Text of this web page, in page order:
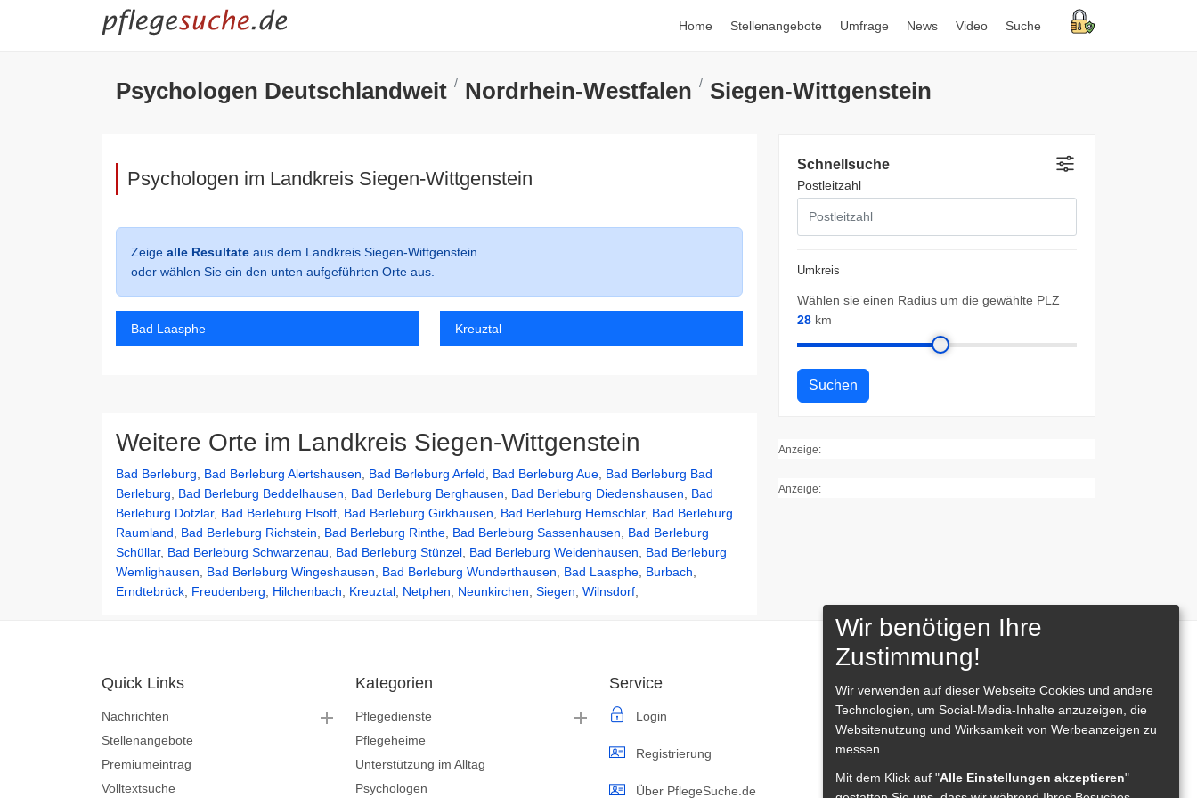
Psychologen Deutschlandweit Nordrhein-Westfalen Siegen-Wittgenstein
Psychologen im Landkreis Siegen-Wittgenstein
Zeige alle Resultate aus dem Landkreis Siegen-Wittgenstein
oder wählen Sie ein den unten aufgeführten Orte aus.
Bad Laasphe Kreuztal
Weitere Orte im Landkreis Siegen-Wittgenstein
Bad Berleburg Bad Berleburg Alertshausen Bad Berleburg Arfeld Bad Berleburg Aue Bad Berleburg Bad
Berleburg
Bad Berleburg Beddelhausen Bad Berleburg Berghausen Bad Berleburg Diedenshausen
Bad
Berleburg Dotzlar, Bad Berleburg Elsoff Bad Berleburg Girkhausen Bad Berleburg Hemschlar, Bad Berleburg
Raumland
Bad Berleburg Richstein Bad Berleburg Rinthe Bad Berleburg Sassenhausen
Bad Berleburg
Schüllar, Bad Berleburg Schwarzenau Bad Berleburg Stünzel Bad Berleburg Weidenhausen
Bad Berleburg
Wemlighausen
Bad Berleburg Wingeshausen Bad Berleburg Wunderthausen Bad Laasphe Burbach
Erndtebrück Freudenberg Hilchenbach Kreuztal Netphen Neunkirchen Siegen Wilnsdorf
Schnellsuche
Postleitzahl
Umkreis
Wählen sie einen Radius um die gewählte PLZ
28 km
Anzeige:
Anzeige:
Quick Links
Nachrichten
Stellenangebote
Premiumeintrag
Volltextsuche
Kategorien
Pflegedienste
Pflegeheime
Unterstützung im Alltag
Psychologen
Service
Login
Registrierung
Über PflegeSuche.de
Home Stellenangebote Umfrage News Video Suche
Wir benötigen Ihre
Zustimmung!
Wir verwenden auf dieser Webseite Cookies und andere
Technologien, um Social-Media-Inhalte anzuzeigen, die
Websitenutzung und Wirksamkeit von Werbeanzeigen zu
messen.
Mit dem Klick auf "Alle Einstellungen akzeptieren"